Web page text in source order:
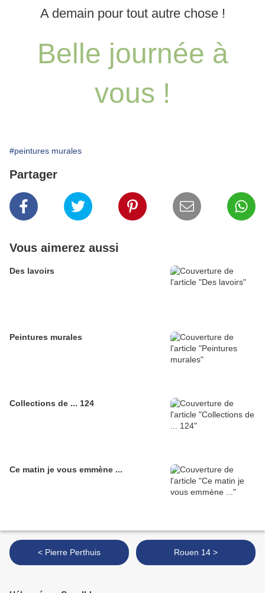
A demain pour tout autre chose !
Belle journée à
vous !
#peintures murales
Partager
Vous aimerez aussi
Des lavoirs
Peintures murales
Collections de ... 124
Ce matin je vous emmène ...
< Pierre Perthuis Rouen 14 >